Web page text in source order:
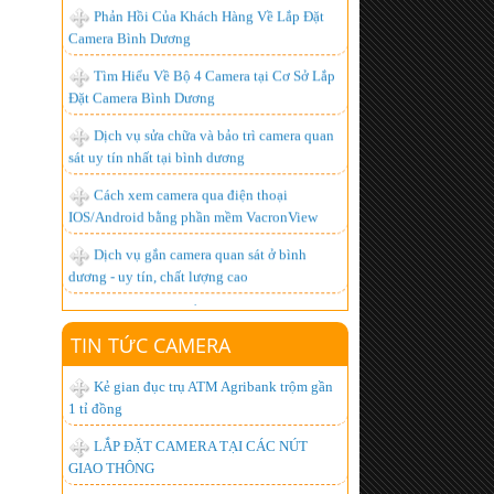
Tìm Hiểu Về Bộ 4 Camera tại Cơ Sở Lắp
Đặt Camera Bình Dương
Dịch vụ sửa chữa và bảo trì camera quan
sát uy tín nhất tại bình dương
Cách xem camera qua điện thoại
IOS/Android bằng phần mềm VacronView
Dịch vụ gắn camera quan sát ở bình
dương - uy tín, chất lượng cao
BỘ ĐÀM GIÁ RẺ, CHUYÊN DỤNG,
CHẤT LƯỢNG NHẤT HIỆN NAY
Lắp đặt camera giá bao nhiêu là hợp lý
nhất ?
Hơn 1.000 khách hàng đã trở thành
người tiêu dùng thông minh, còn bạn thì sao?
Lắp đặt camera quan sát góc rộng xem
được qua mạng từ xa
Chuyên Lắp đặt camera tại kcn đồng nai
TIN TỨC CAMERA
Kẻ gian đục trụ ATM Agribank trộm gần
1 tỉ đồng
LẮP ĐẶT CAMERA TẠI CÁC NÚT
GIAO THÔNG